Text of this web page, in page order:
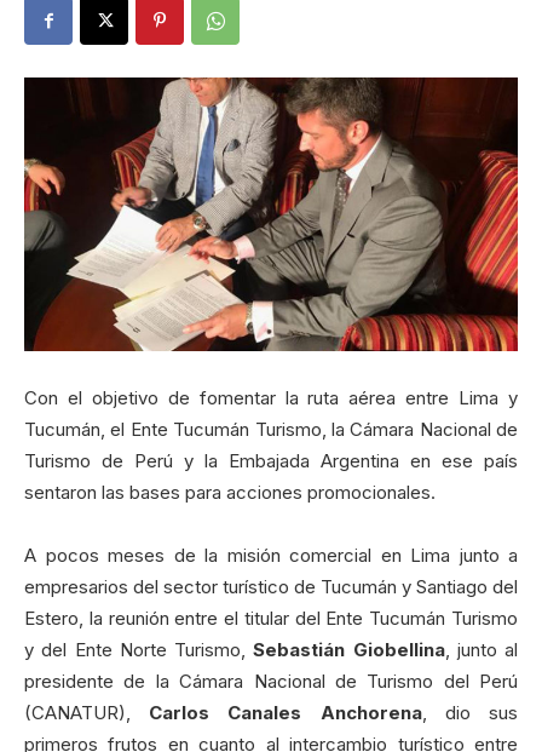
Con el objetivo de fomentar la ruta aérea entre Lima y
Tucumán, el Ente Tucumán Turismo, la Cámara Nacional de
Turismo de Perú y la Embajada Argentina en ese país
sentaron las bases para acciones promocionales.
A pocos meses de la misión comercial en Lima junto a
empresarios del sector turístico de Tucumán y Santiago del
Estero, la reunión entre el titular del Ente Tucumán Turismo
y del Ente Norte Turismo,Sebastián Giobellina, junto al
presidente de la Cámara Nacional de Turismo del Perú
(CANATUR), Carlos Canales Anchorena, dio sus
primeros frutos en cuanto al intercambio turístico entre